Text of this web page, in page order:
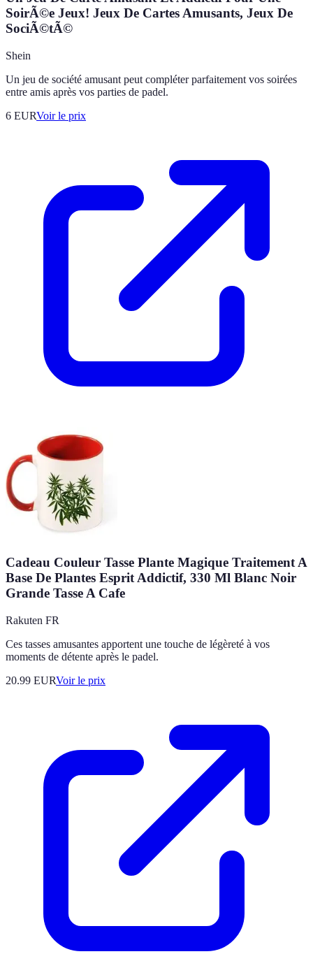
SoirÃ©e Jeux! Jeux De Cartes Amusants, Jeux De
SociÃ©tÃ©
Shein
Un jeu de société amusant peut compléter parfaitement vos soirées
entre amis après vos parties de padel.
6 EURVoir le prix
Cadeau Couleur Tasse Plante Magique Traitement A
Base De Plantes Esprit Addictif, 330 Ml Blanc Noir
Grande Tasse A Cafe
Rakuten FR
Ces tasses amusantes apportent une touche de légèreté à vos
moments de détente après le padel.
20.99 EURVoir le prix